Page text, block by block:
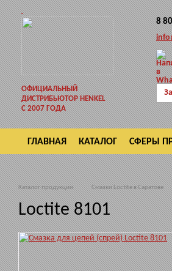
ОФИЦИАЛЬНЫЙ
ДИСТРИБЬЮТОР HENKEL
С 2007 ГОДА
8
ГЛАВНАЯ КАТАЛОГ СФЕРЫ
ВОЗВРАТ
Каталог продукции Смазки Loctite в Саратове
Loctite 8101